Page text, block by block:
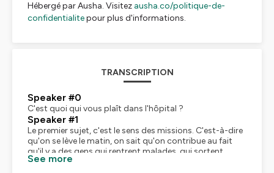
Hébergé par Ausha. Visitez ausha.co/politique-de-
confidentialitepour plus d'informations.
TRANSCRIPTION
Speaker #0
C'est quoi qui vous plaît dans l'hôpital ?
Speaker #1
Le premier sujet, c'est le sens des missions. C'est-à-dire
qu'on se lève le matin, on sait qu'on contribue au fait
qu'il y a des gens qui rentrent malades, qui sortent
guéris. Moi, je trouve que le fait que ce soit une
See more